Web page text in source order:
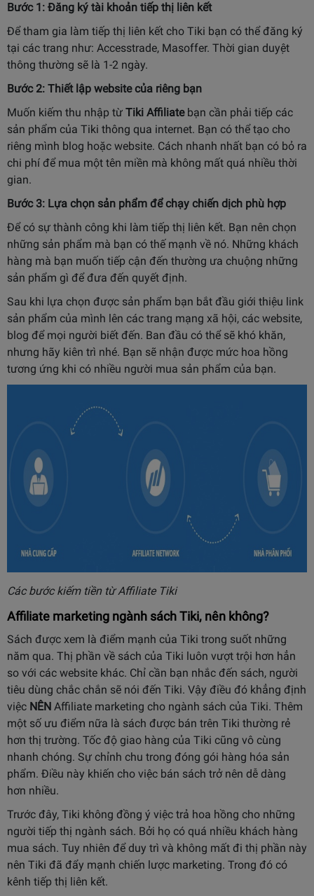
Bước 1: Đăng ký tài khoản tiếp thị liên kết
Để tham gia làm tiếp thị liên kết cho Tiki bạn có thể đăng ký
tại các trang như: Accesstrade, Masoffer. Thời gian duyệt
thông thường sẽ là 1-2 ngày.
Bước 2: Thiết lập website của riêng bạn
Muốn kiếm thu nhập từ Tiki Affiliatebạn cần phải tiếp các
sản phẩm của Tiki thông qua internet. Bạn có thể tạo cho
riêng mình blog hoặc website. Cách nhanh nhất bạn có bỏ ra
chi phí để mua một tên miền mà không mất quá nhiều thời
gian.
Bước 3: Lựa chọn sản phẩm để chạy chiến dịch phù hợp
Để có sự thành công khi làm tiếp thị liên kết. Bạn nên chọn
những sản phẩm mà bạn có thế mạnh về nó. Những khách
hàng mà bạn muốn tiếp cận đến thường ưa chuộng những
sản phẩm gì để đưa đến quyết định.
Sau khi lựa chọn được sản phẩm bạn bắt đầu giới thiệu link
sản phẩm của mình lên các trang mạng xã hội, các website,
blog để mọi người biết đến. Ban đầu có thể sẽ khó khăn,
nhưng hãy kiên trì nhé. Bạn sẽ nhận được mức hoa hồng
tương ứng khi có nhiều người mua sản phẩm của bạn.
Các bước kiếm tiền từ Affiliate Tiki
Affiliate marketing ngành sách Tiki, nên không?
Sách được xem là điểm mạnh của Tiki trong suốt những
năm qua. Thị phần về sách của Tiki luôn vượt trội hơn hẳn
so với các website khác. Chỉ cần bạn nhắc đến sách, người
tiêu dùng chắc chắn sẽ nói đến Tiki. Vậy điều đó khẳng định
việc NÊN Affiliate marketing cho ngành sách của Tiki. Thêm
một số ưu điểm nữa là sách được bán trên Tiki thường rẻ
hơn thị trường. Tốc độ giao hàng của Tiki cũng vô cùng
nhanh chóng. Sự chỉnh chu trong đóng gói hàng hóa sản
phẩm. Điều này khiến cho việc bán sách trở nên dễ dàng
hơn nhiều.
Trước đây, Tiki không đồng ý việc trả hoa hồng cho những
người tiếp thị ngành sách. Bởi họ có quá nhiều khách hàng
mua sách. Tuy nhiên để duy trì và không mất đi thị phần này
nên Tiki đã đẩy mạnh chiến lược marketing. Trong đó có
kênh tiếp thị liên kết.